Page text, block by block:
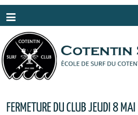
FERMETURE DU CLUB JEUDI 8 MAI
Panneau de gestion des cookies